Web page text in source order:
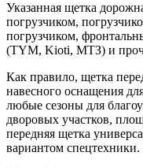
Указанная щетка
погрузчиком,
погрузчиком,
(TYM, Kioti, МТЗ) и
Как правило, щетка
навесного оснащения
любые сезоны для
дворовых участков,
передняя щетка
вариантом спецтехники.